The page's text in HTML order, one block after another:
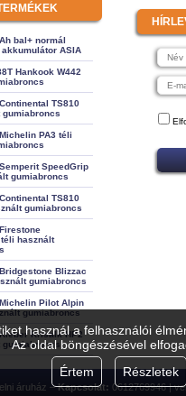
használ a felhasználói
Az oldal böngészésével
Értem
Részletek
bal+ normál
ASIA
Hankook W442
TS810
PA3 téli
SpeedGrip
gumiabroncs
TS810
gumiabroncs
használt
Blizzac
gumiabroncs
Pilot Alpin
gumiabroncs
Krisalk HP2
áruház –Kapcsolat: 0612769946 |